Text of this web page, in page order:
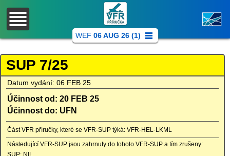
WEF 06 AUG 26 (1)
SUP 7/25
Datum vydání: 06 FEB 25
Účinnost od: 20 FEB 25
Účinnost do: UFN
Část VFR příručky, které se VFR-SUP týká: VFR-HEL-LKML
Následující VFR-SUP jsou zahrnuty do tohoto VFR-SUP a tím zrušeny:
SUP: NIL